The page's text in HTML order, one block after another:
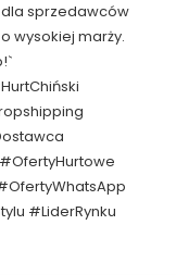
sprzedawców
wysokiej marży.
#LiderRynku